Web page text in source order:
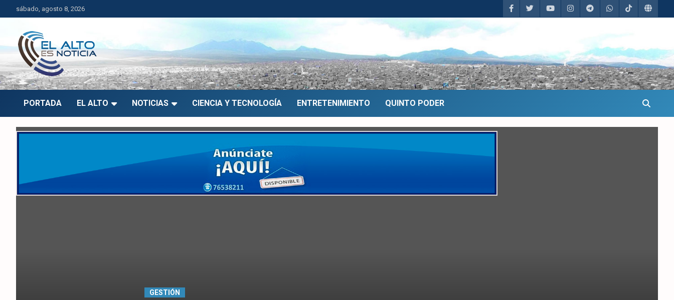
Saltar
al
contenido
sábado, agosto 8, 2026
El Alto es Noticia
Últimas noticias de El Alto, Bolivia y el mundo.
PORTADA EL ALTO NOTICIAS CIENCIA Y TECNOLOGÍA ENTRETENIMIENTO QUINTO PODER
GESTIÓN